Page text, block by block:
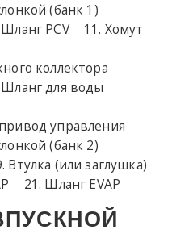
(банк 1)
Шланг PCV
Хомут
коллектора
Шланг для воды
управления
(банк 2)
Втулка (или заглушка)
Шланг EVAP